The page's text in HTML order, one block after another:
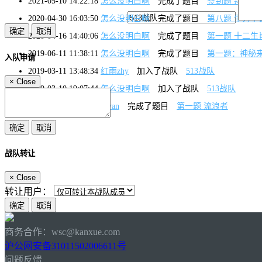
2020-04-30 16:03:50 怎么没明白啊 完成了题目
第八题 牛刀小
2020-04-16 14:40:06 怎么没明白啊 完成了题目
第一题 十二生
2019-06-11 11:38:11 怎么没明白啊 完成了题目
第一题：神秘
2019-03-11 13:48:34 红雨zhy 加入了战队
513战队
2019-03-10 19:07:44 怎么没明白啊 加入了战队
513战队
jilvan 完成了题目 第一题 流浪者
入队申请
× Close
战队转让
× Close
转让用户：
商务合作：wsc@kanxue.com
沪公网安备31011502006611号
问题反馈